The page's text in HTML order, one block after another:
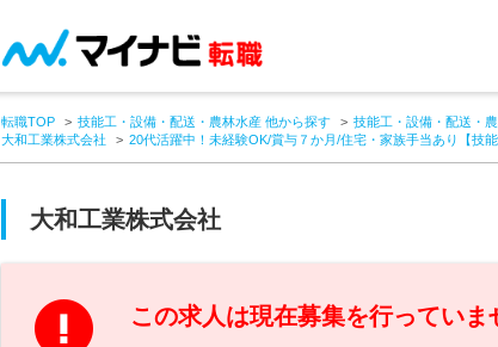
転職TOP 技能工・設備・配送・農林水産 他から探す 技能工・設備・配送・
大和工業株式会社
20代活躍中！未経験OK/賞与７か月/住宅・家族手当あり【技
大和工業株式会社
この求人は現在募集を行っていま